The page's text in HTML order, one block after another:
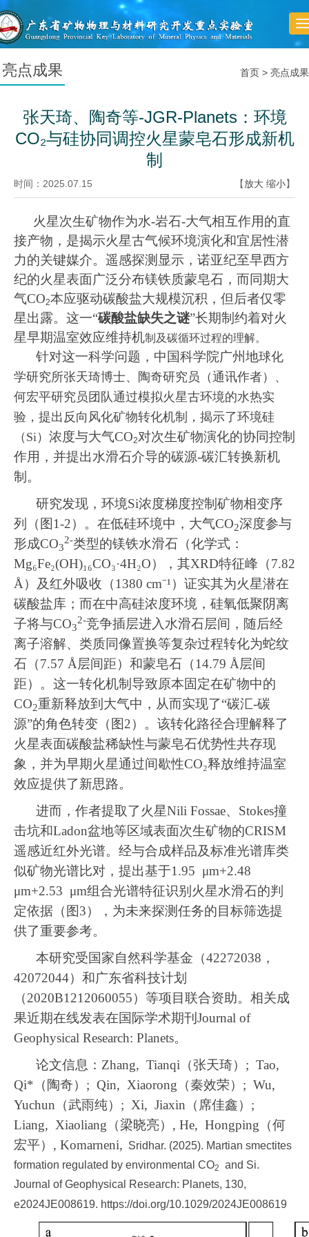
亮点成果 首页 > 亮点成果
张天琦、陶奇等-JGR-Planets：环境
CO₂与硅协同调控火星蒙皂石形成新机
制
时间：2025.07.15 【放大 缩小】
火星次生矿物作为水-岩石-大气相互作用的直
接产物，是揭示火星古气候环境演化和宜居性潜
力的关键媒介。遥感探测显示，诺亚纪至早西方
纪的火星表面广泛分布镁铁质蒙皂石，而同期大
气CO2本应驱动碳酸盐大规模沉积，但后者仅零
星出露。这一“碳酸盐缺失之谜”长期制约着对火
星早期温室效应维持机制及碳循环过程的理解。
针对这一科学问题，中国科学院广州地球化
学研究所张天琦博士、陶奇研究员（通讯作者）、
何宏平研究员团队通过模拟火星古环境的水热实
验，提出反向风化矿物转化机制，揭示了环境硅
（ Si） 浓度与大气CO2对次生矿物演化的协同控制
作用，并提出水滑石介导的碳源-碳汇转换新机
制。
研究发现，环境Si浓度梯度控制矿物相变序
列（图1-2）。在低硅环境中，大气CO2深度参与
形成CO3
2-类型的镁铁水滑石（化学式：
Mg₆Fe₂(OH)₁₆CO₃·4H₂O），其XRD特征峰（7.82
Å ）及红外吸收（1380 cm⁻¹）证实其为火星潜在
碳酸盐库；而在中高硅浓度环境，硅氧低聚阴离
子将与CO3
2-竞争插层进入水滑石层间，随后经
离子溶解、类质同像置换等复杂过程转化为蛇纹
石（7.57 Å层间距）和蒙皂石（14.79 Å层间
距）。这一转化机制导致原本固定在矿物中的
CO2重新释放到大气中，从而实现了“碳汇-碳
源”的角色转变（图2）。该转化路径合理解释了
火星表面碳酸盐稀缺性与蒙皂石优势性共存现
象，并为早期火星通过间歇性CO₂释放维持温室
效应提供了新思路。
进而，作者提取了火星Nili Fossae、 Stokes撞
击坑和Ladon盆地等区域表面次生矿物的CRISM
遥感近红外光谱。经与合成样品及标准光谱库类
似矿物光谱比对，提出基于1.95 μm+2.48
μm+2.53 μm组合光谱特征识别火星水滑石的判
定依据（图3），为未来探测任务的目标筛选提
供了重要参考。
本研究受国家自然科学基金（42272038 ，
42072044）和广东省科技计划
（2020B1212060055）等项目联合资助。相关成
果近期在线发表在国际学术期刊 Journal of
Geophysical Research: Planets。
论文信息： Zhang, Tianqi （张天琦） ; Tao,
Qi* （陶奇） ; Qin, Xiaorong （秦效荣） ; Wu,
Yuchun （武雨纯） ; Xi, Jiaxin （席佳鑫） ;
Liang, Xiaoliang （梁晓亮） , He, Hongping （何
宏平） , Komarneni, Sridhar. (2025). Martian smectites
formation regulated by environmental CO2
and Si.
Journal of Geophysical Research: Planets, 130,
e2024JE008619. https://doi.org/10.1029/2024JE008619